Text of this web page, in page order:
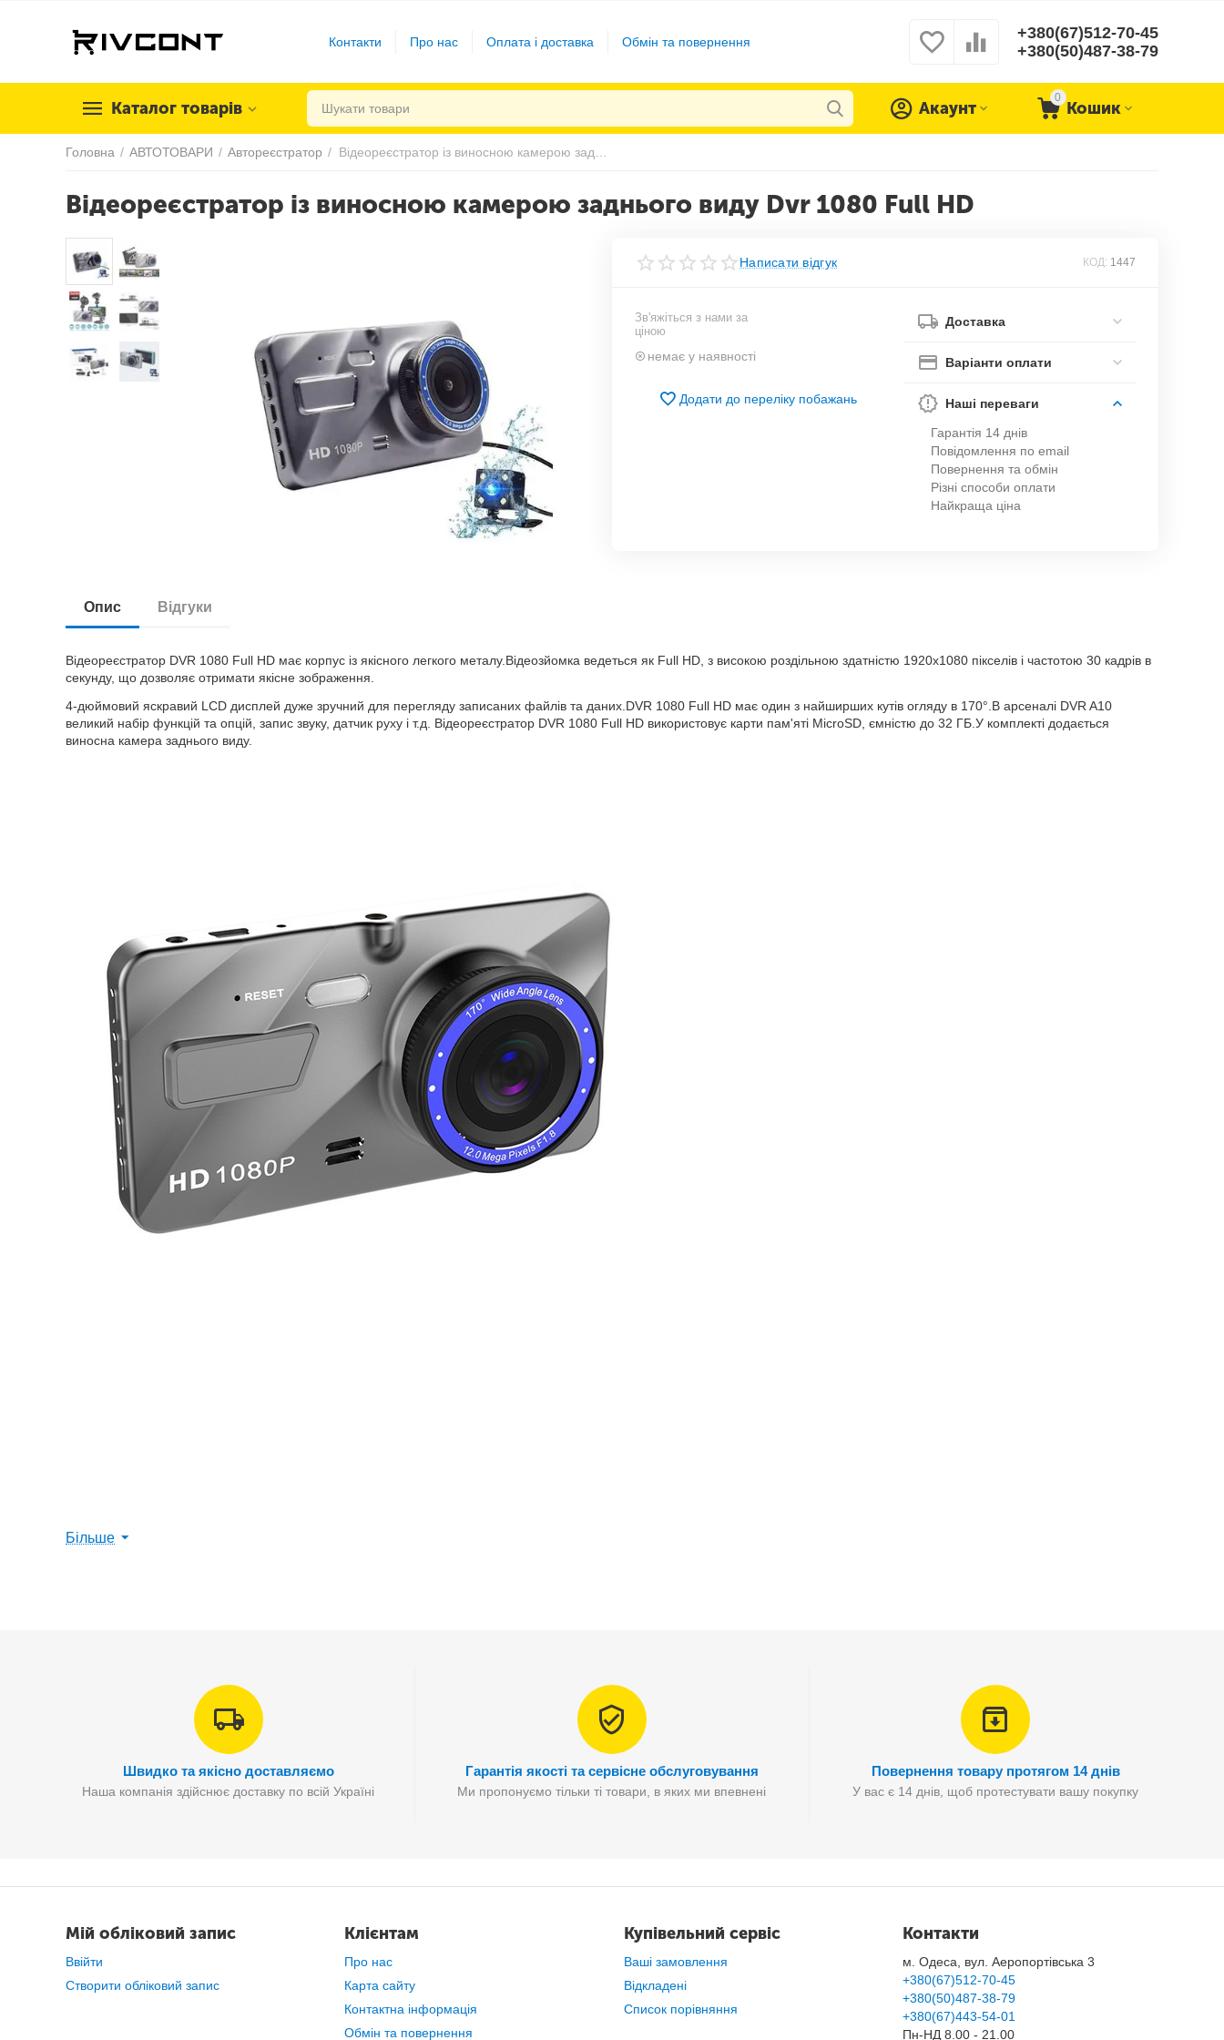
Контакти Про нас Оплата і доставка Обмін та повернення
+380(67)512-70-45
+380(50)487-38-79
Каталог товарів
0
Кошик
Акаунт
Головна / АВТОТОВАРИ / Автореєстратор /
Відеореєстратор із виносною камерою заднього виду Dvr 1080 Full HD
Написати відгук КОД: 1447
Зв'яжіться з нами за
ціною
немає у наявності
Додати до переліку побажань
Доставка
Варіанти оплати
Наші переваги
Гарантія 14 днів
Повідомлення по email
Повернення та обмін
Різні способи оплати
Найкраща ціна
Опис Відгуки
Відеореєстратор DVR 1080 Full HD має корпус із якісного легкого металу.Відеозйомка ведеться як Full HD, з високою роздільною здатністю 1920х1080 пікселів і частотою 30 кадрів в
секунду, що дозволяє отримати якісне зображення.
4-дюймовий яскравий LCD дисплей дуже зручний для перегляду записаних файлів та даних.DVR 1080 Full HD має один з найширших кутів огляду в 170°.В арсеналі DVR A10
великий набір функцій та опцій, запис звуку, датчик руху і т.д. Відеореєстратор DVR 1080 Full HD використовує карти пам'яті MicroSD, ємністю до 32 ГБ.У комплекті додається
виносна камера заднього виду.
Більше
Швидко та якісно доставляємо
Наша компанія здійснює доставку по всій Україні
Гарантія якості та сервісне обслуговування
Ми пропонуємо тільки ті товари, в яких ми впевнені
Повернення товару протягом 14 днів
У вас є 14 днів, щоб протестувати вашу покупку
Мій обліковий запис
Ввійти
Створити обліковий запис
Клієнтам
Про нас
Карта сайту
Контактна інформація
Обмін та повернення
Купівельний сервіс
Ваші замовлення
Відкладені
Список порівняння
Контакти
м. Одеса, вул. Аеропортівська 3
+380(67)512-70-45
+380(50)487-38-79
+380(67)443-54-01
Пн-НД 8.00 - 21.00